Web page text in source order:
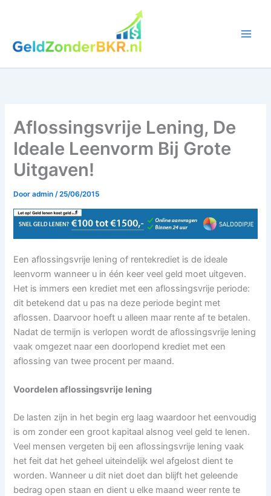
inhoud
Aflossingsvrije Lening, De
Ideale Leenvorm Bij Grote
Uitgaven!
Dooradmin/25/06/2015
Een aflossingsvrije lening of rentekrediet is de ideale
leenvorm wanneer u in één keer veel geld moet uitgeven.
Het is immers een krediet met een aflossingsvrije periode:
dit betekend dat u pas na deze periode begint met
aflossen. Daarvoor hoeft u alleen maar rente af te betalen.
Nadat de termijn is verlopen wordt de aflossingsvrije lening
vaak omgezet naar een doorlopend krediet met een
aflossing van twee procent per maand.
Voordelen aflossingsvrije lening
De lasten zijn in het begin erg laag waardoor het eenvoudig
is om zonder een groot kapitaal alsnog veel geld te lenen.
Veel mensen vergeten bij een aflossingsvrije lening vaak
het feit dat het geheel uiteindelijk wel afgelost dient te
worden. Wanneer u dit niet doet dan blijft het geleende
bedrag open staan en dient u elke maand weer rente te